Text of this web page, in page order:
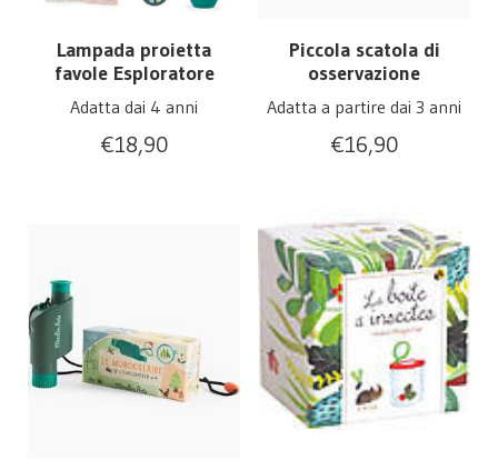
Lampada proietta
favole Esploratore
Adatta dai 4 anni
€18,90
Piccola scatola di
osservazione
Adatta a partire dai 3 anni
€16,90